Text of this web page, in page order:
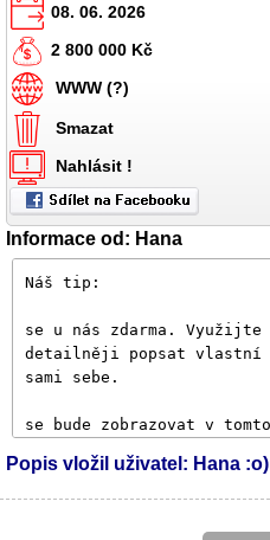
08. 06. 2026
2 800 000 Kč
WWW (?)
Smazat
Nahlásit !
Informace od: Hana
Popis vložil uživatel: Hana :o)